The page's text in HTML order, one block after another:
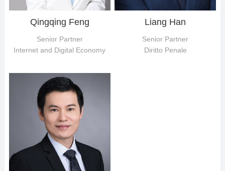
Qingqing Feng
Senior Partner
Internet and Digital Economy
Liang Han
Senior Partner
Diritto Penale